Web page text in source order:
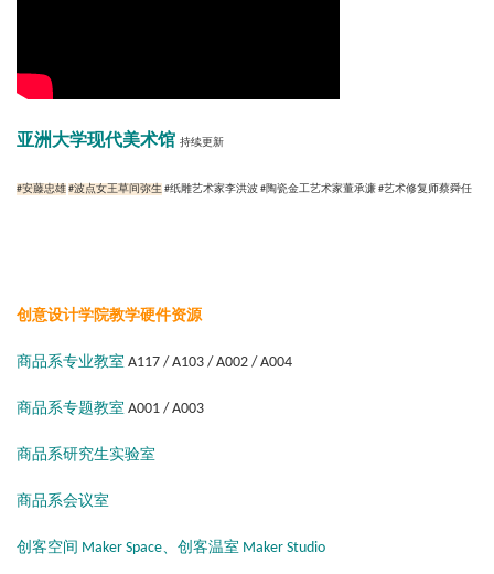
亚洲大学现代美术馆 持续更新
#安藤忠雄#波点女王草间弥生 #纸雕艺术家李洪波 #陶瓷金工艺术家董承濂 #艺术修复师蔡舜任
创意设计学院教学硬件资源
商品系专业教室 A117 / A103 / A002 / A004
商品系专题教室 A001 / A003
商品系研究生实验室
商品系会议室
创客空间 Maker Space、创客温室 Maker Studio